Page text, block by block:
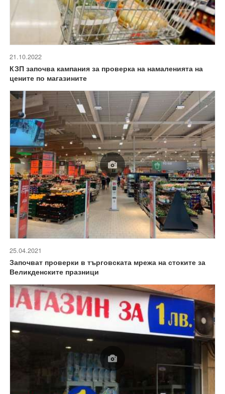
21.10.2022
КЗП започва кампания за проверка на намаленията на
цените по магазините
25.04.2021
Започват проверки в търговската мрежа на стоките за
Великденските празници